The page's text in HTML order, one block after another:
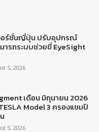
วอร์ชั่นญี่ปุ่น ปรับอุปกรณ์
ารถระบบช่วยขี่ EyeSight
5, 2026
เดือน มิถุนายน 2026
Model 3 ครองแชมป์
5, 2026